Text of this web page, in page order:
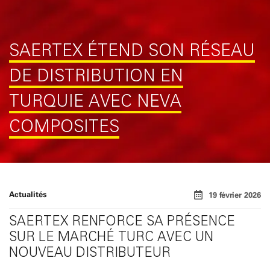
SAERTEX ÉTEND SON RÉSEAU
DE DISTRIBUTION EN
TURQUIE AVEC NEVA
COMPOSITES
Actualités 19 février 2026
SAERTEX RENFORCE SA PRÉSENCE
SUR LE MARCHÉ TURC AVEC UN
NOUVEAU DISTRIBUTEUR